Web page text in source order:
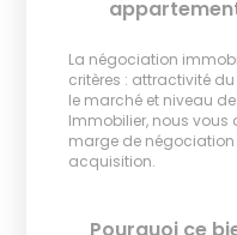
La négociation
critères : attractivité
le marché et niveau
Immobilier, nous vous
marge de négociation
acquisition.